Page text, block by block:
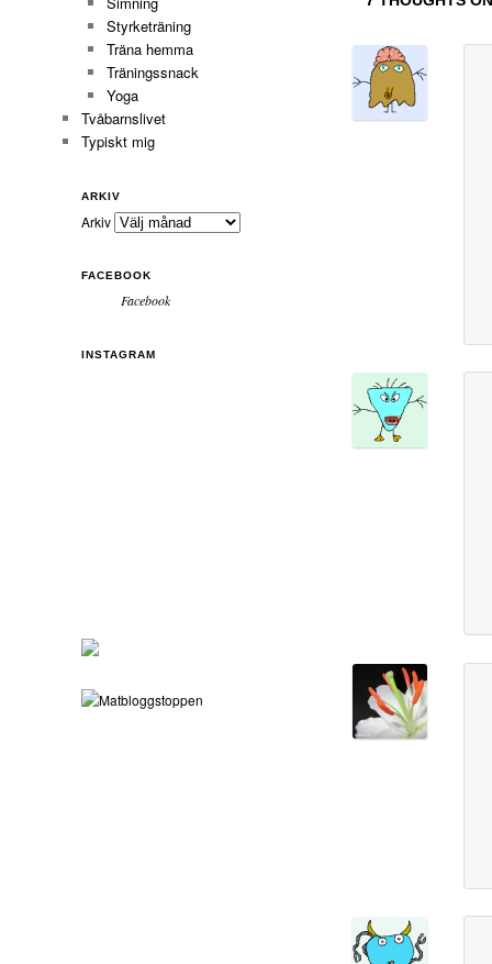
Styrketräning
Träna hemma
Träningssnack
Yoga
Tvåbarnslivet
Typiskt mig
ARKIV
Arkiv
FACEBOOK
Facebook
INSTAGRAM